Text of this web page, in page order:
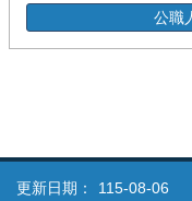
公職
更新日期： 115-08-06